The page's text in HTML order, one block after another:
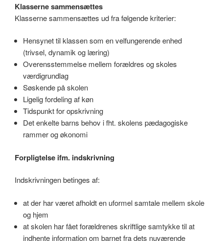
Klasserne sammensættes
Klasserne sammensættes ud fra følgende kriterier:
Hensynet til klassen som en velfungerende enhed
(trivsel, dynamik og læring)
Overensstemmelse mellem forældres og skoles
værdigrundlag
Søskende på skolen
Ligelig fordeling af køn
Tidspunkt for opskrivning
Det enkelte barns behov i fht. skolens pædagogiske
rammer og økonomi
Forpligtelse ifm. indskrivning
Indskrivningen betinges af:
at der har været afholdt en uformel samtale mellem skole
og hjem
at skolen har fået forældrenes skriftlige samtykke til at
indhente information om barnet fra dets nuværende